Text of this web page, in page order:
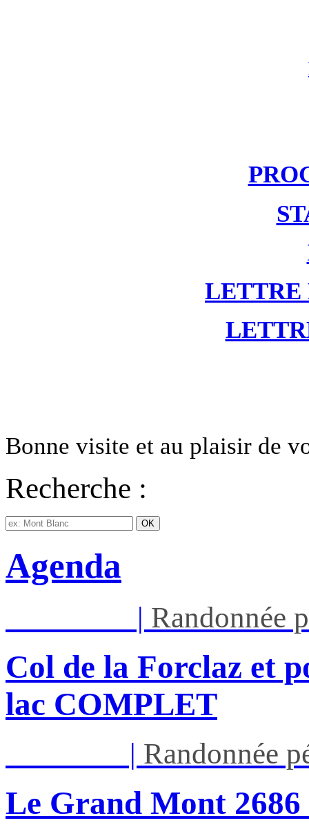
LETTRE
Bonne visite et au plaisir de
Recherche :
Agenda
| Randonnée
Col de la Forclaz et
lac COMPLET
| Randonnée
Le Grand Mont